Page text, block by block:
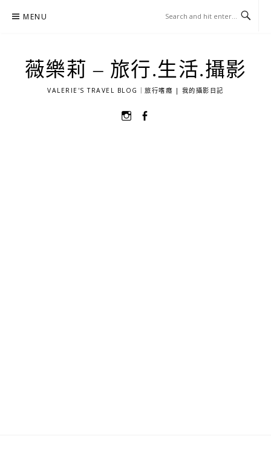
MENU
薇樂莉 – 旅行.生活.攝影
VALERIE'S TRAVEL BLOG｜旅行嗜癮 | 我的攝影日記
選